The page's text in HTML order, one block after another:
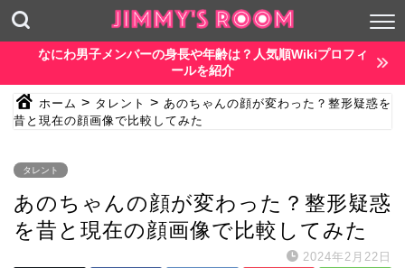
なにわ男子メンバーの身長や年齢は？人気順Wikiプロフィ
ールを紹介
ホーム > タレント > あのちゃんの顔が変わった？整形疑惑を
昔と現在の顔画像で比較してみた
タレント
あのちゃんの顔が変わった？整形疑惑
を昔と現在の顔画像で比較してみた
2024年2月22日